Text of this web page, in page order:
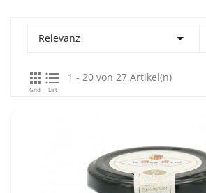
Relevanz 

Grid

List
1 - 20 von 27 Artikel(n)